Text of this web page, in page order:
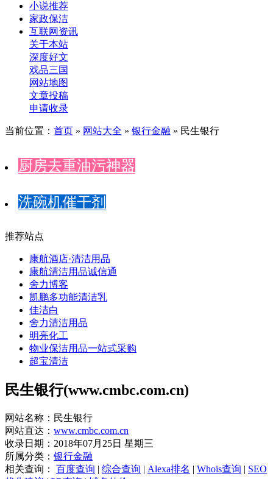
小说推荐
家政保洁
互联网资讯
关于本站
深度好文
戏品三国
网站地图
文章投稿
申请收录
当前位置： 首页 » 网站大全 » 银行金融 » 民生银行
厨房去重油污神器
洗碗机催干剂
推荐站点
康航酒店·清洁用品
康航清洁用品诚信通
舍力博客
凯鹏多功能清洁乳
佳洁白
舍力清洁用品
明亮化工
物业保洁用品一站式采购
超宝清洁
民生银行(www.cmbc.com.cn)
网站名称：民生银行
网站直达： www.cmbc.com.cn
收录日期：2018年07月25日 星期三
所属分类： 银行金融
相关查询： 百度查询 | 综合查询 | Alexa排名 | Whois查询 | SEO